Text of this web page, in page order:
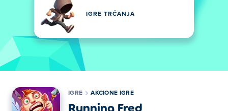
IGRE TRČANJA
IGRE AKCIONE IGRE
Running Fred